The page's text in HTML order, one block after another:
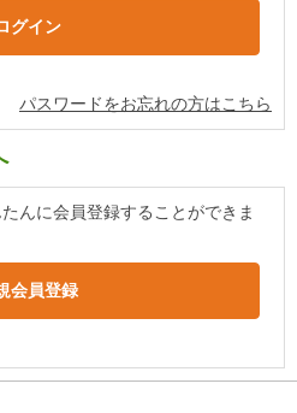
パスワードをお忘れの方はこちら
んに会員登録することができま